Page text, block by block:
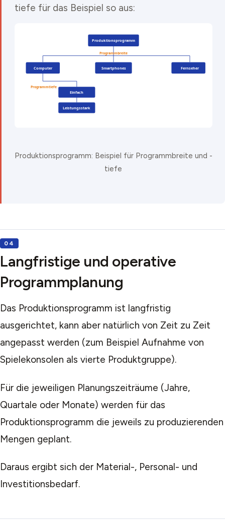
tiefe für das Beispiel so aus:
Produktionsprogramm: Beispiel für Programmbreite und -
tiefe
Langfristige und operative
Programmplanung
Das Produktionsprogramm ist langfristig
ausgerichtet, kann aber natürlich von Zeit zu Zeit
angepasst werden (zum Beispiel Aufnahme von
Spielekonsolen als vierte Produktgruppe).
Für die jeweiligen Planungszeiträume (Jahre,
Quartale oder Monate) werden für das
Produktionsprogramm die jeweils zu produzierenden
Mengen geplant.
Daraus ergibt sich der Material-, Personal- und
Investitionsbedarf.